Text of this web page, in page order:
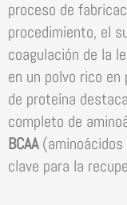
proceso de
procedimiento, el
coagulación de la
en un polvo rico
de proteína
completo de
BCAA(aminoácidos
clave para la